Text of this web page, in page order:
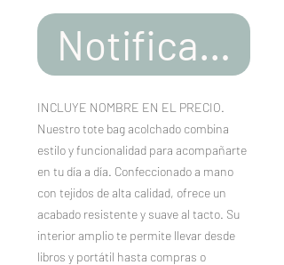
Notificar al
INCLUYE NOMBRE EN EL PRECIO.
Nuestro tote bag acolchado combina
estilo y funcionalidad para acompañarte
en tu día a día. Confeccionado a mano
con tejidos de alta calidad, ofrece un
acabado resistente y suave al tacto. Su
interior amplio te permite llevar desde
libros y portátil hasta compras o